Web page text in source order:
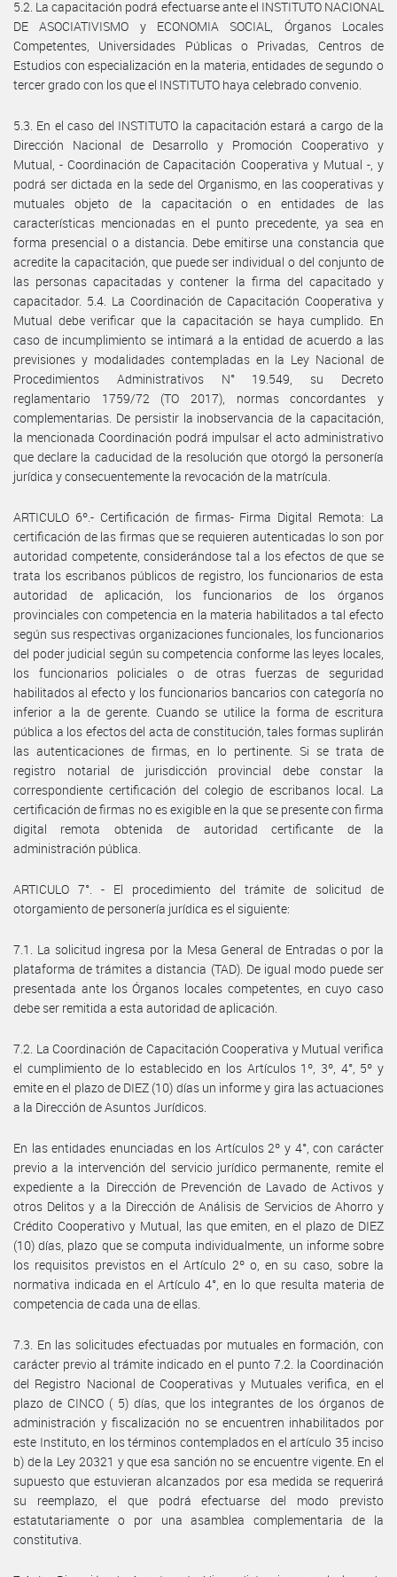
5.2. La capacitación podrá efectuarse ante el INSTITUTO NACIONAL
DE ASOCIATIVISMO y ECONOMIA SOCIAL, Órganos Locales
Competentes, Universidades Públicas o Privadas, Centros de
Estudios con especialización en la materia, entidades de segundo o
tercer grado con los que el INSTITUTO haya celebrado convenio.
5.3. En el caso del INSTITUTO la capacitación estará a cargo de la
Dirección Nacional de Desarrollo y Promoción Cooperativo y
Mutual, - Coordinación de Capacitación Cooperativa y Mutual -, y
podrá ser dictada en la sede del Organismo, en las cooperativas y
mutuales objeto de la capacitación o en entidades de las
características mencionadas en el punto precedente, ya sea en
forma presencial o a distancia. Debe emitirse una constancia que
acredite la capacitación, que puede ser individual o del conjunto de
las personas capacitadas y contener la firma del capacitado y
capacitador. 5.4. La Coordinación de Capacitación Cooperativa y
Mutual debe verificar que la capacitación se haya cumplido. En
caso de incumplimiento se intimará a la entidad de acuerdo a las
previsiones y modalidades contempladas en la Ley Nacional de
Procedimientos Administrativos N° 19.549, su Decreto
reglamentario 1759/72 (TO 2017), normas concordantes y
complementarias. De persistir la inobservancia de la capacitación,
la mencionada Coordinación podrá impulsar el acto administrativo
que declare la caducidad de la resolución que otorgó la personería
jurídica y consecuentemente la revocación de la matrícula.
ARTICULO 6º.- Certificación de firmas- Firma Digital Remota: La
certificación de las firmas que se requieren autenticadas lo son por
autoridad competente, considerándose tal a los efectos de que se
trata los escribanos públicos de registro, los funcionarios de esta
autoridad de aplicación, los funcionarios de los órganos
provinciales con competencia en la materia habilitados a tal efecto
según sus respectivas organizaciones funcionales, los funcionarios
del poder judicial según su competencia conforme las leyes locales,
los funcionarios policiales o de otras fuerzas de seguridad
habilitados al efecto y los funcionarios bancarios con categoría no
inferior a la de gerente. Cuando se utilice la forma de escritura
pública a los efectos del acta de constitución, tales formas suplirán
las autenticaciones de firmas, en lo pertinente. Si se trata de
registro notarial de jurisdicción provincial debe constar la
correspondiente certificación del colegio de escribanos local. La
certificación de firmas no es exigible en la que se presente con firma
digital remota obtenida de autoridad certificante de la
administración pública.
ARTICULO 7°. - El procedimiento del trámite de solicitud de
otorgamiento de personería jurídica es el siguiente:
7.1. La solicitud ingresa por la Mesa General de Entradas o por la
plataforma de trámites a distancia (TAD). De igual modo puede ser
presentada ante los Órganos locales competentes, en cuyo caso
debe ser remitida a esta autoridad de aplicación.
7.2. La Coordinación de Capacitación Cooperativa y Mutual verifica
el cumplimiento de lo establecido en los Artículos 1º, 3º, 4°, 5º y
emite en el plazo de DIEZ (10) días un informe y gira las actuaciones
a la Dirección de Asuntos Jurídicos.
En las entidades enunciadas en los Artículos 2º y 4°, con carácter
previo a la intervención del servicio jurídico permanente, remite el
expediente a la Dirección de Prevención de Lavado de Activos y
otros Delitos y a la Dirección de Análisis de Servicios de Ahorro y
Crédito Cooperativo y Mutual, las que emiten, en el plazo de DIEZ
(10) días, plazo que se computa individualmente, un informe sobre
los requisitos previstos en el Artículo 2º o, en su caso, sobre la
normativa indicada en el Artículo 4°, en lo que resulta materia de
competencia de cada una de ellas.
7.3. En las solicitudes efectuadas por mutuales en formación, con
carácter previo al trámite indicado en el punto 7.2. la Coordinación
del Registro Nacional de Cooperativas y Mutuales verifica, en el
plazo de CINCO ( 5) días, que los integrantes de los órganos de
administración y fiscalización no se encuentren inhabilitados por
este Instituto, en los términos contemplados en el artículo 35 inciso
b) de la Ley 20321 y que esa sanción no se encuentre vigente. En el
supuesto que estuvieran alcanzados por esa medida se requerirá
su reemplazo, el que podrá efectuarse del modo previsto
estatutariamente o por una asamblea complementaria de la
constitutiva.